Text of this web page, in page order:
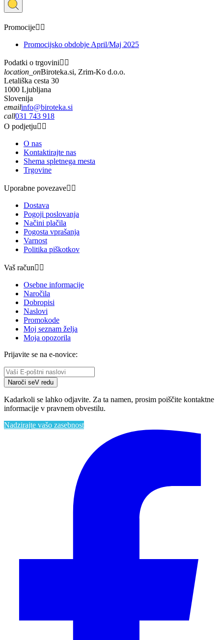
Promocije 
Promocijsko obdobje April/Maj 2025
Podatki o trgovini 
location_onBiroteka.si, Zrim-Ko d.o.o.
Letališka cesta 30
1000 Ljubljana
Slovenija
emailinfo@biroteka.si
call031 743 918
O podjetju 
O nas
Kontaktirajte nas
Shema spletnega mesta
Trgovine
Uporabne povezave 
Dostava
Pogoji poslovanja
Načini plačila
Pogosta vprašanja
Varnost
Politika piškotkov
Vaš račun 
Osebne informacije
Naročila
Dobropisi
Naslovi
Promokode
Moj seznam želja
Moja opozorila
Prijavite se na e-novice:
Naroči seV redu
Kadarkoli se lahko odjavite. Za ta namen, prosim poiščite kontaktne
informacije v pravnem obvestilu.
Nadzirajte vašo zasebnost